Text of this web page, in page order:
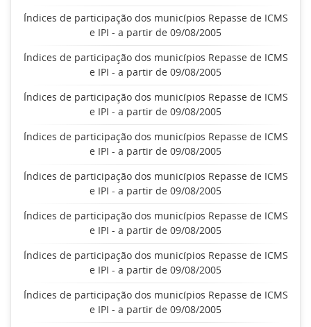
Índices de participação dos municípios Repasse de ICMS
e IPI - a partir de 09/08/2005
Índices de participação dos municípios Repasse de ICMS
e IPI - a partir de 09/08/2005
Índices de participação dos municípios Repasse de ICMS
e IPI - a partir de 09/08/2005
Índices de participação dos municípios Repasse de ICMS
e IPI - a partir de 09/08/2005
Índices de participação dos municípios Repasse de ICMS
e IPI - a partir de 09/08/2005
Índices de participação dos municípios Repasse de ICMS
e IPI - a partir de 09/08/2005
Índices de participação dos municípios Repasse de ICMS
e IPI - a partir de 09/08/2005
Índices de participação dos municípios Repasse de ICMS
e IPI - a partir de 09/08/2005